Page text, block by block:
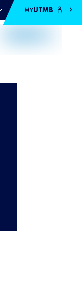
MYUTMB